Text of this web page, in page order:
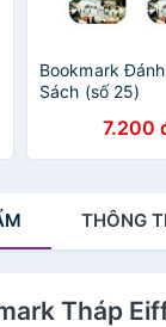
Bookmark
Sách (số 25)
7.200
THÔNG
Tháp